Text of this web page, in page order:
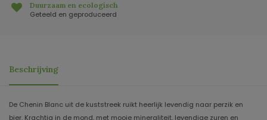
Duurzaam en ecologisch
Geteeld en geproduceerd
Beschrijving
De Chenin Blanc uit de kuststreek ruikt heerlijk levendig naar perzik en
bier. Krachtig in de mond, met mooie mineraliteit, levendige zuren en